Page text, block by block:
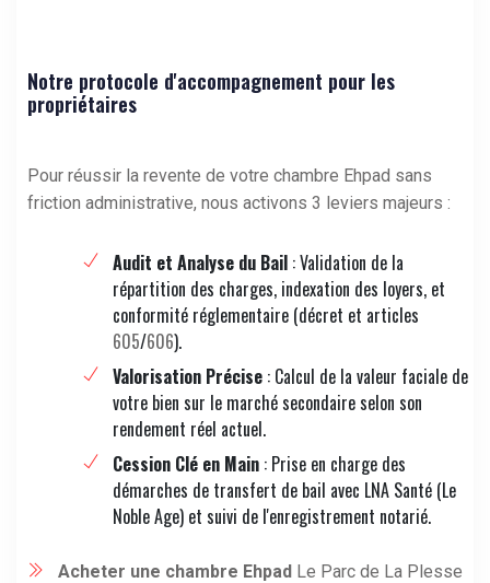
Notre protocole d'accompagnement pour les
propriétaires
Pour réussir la revente de votre chambre Ehpad sans
friction administrative, nous activons 3 leviers majeurs :
Audit et Analyse du Bail : Validation de la
répartition des charges, indexation des loyers, et
conformité réglementaire (décret et articles
605/606).
Valorisation Précise : Calcul de la valeur faciale de
votre bien sur le marché secondaire selon son
rendement réel actuel.
Cession Clé en Main : Prise en charge des
démarches de transfert de bail avec LNA Santé (Le
Noble Age) et suivi de l'enregistrement notarié.
Acheter une chambre Ehpad Le Parc de La Plesse